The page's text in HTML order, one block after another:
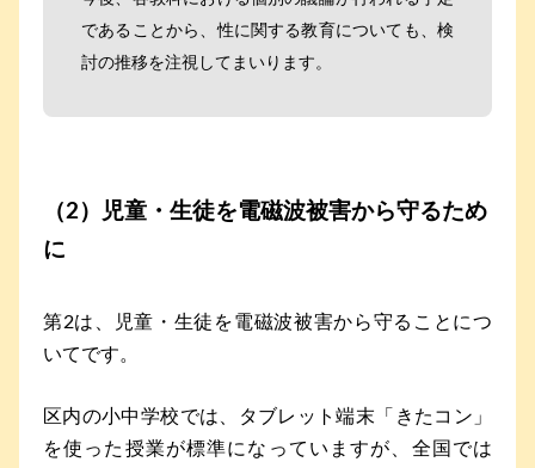
であることから、性に関する教育についても、検
討の推移を注視してまいります。
（2）児童・生徒を電磁波被害から守るため
に
第2は、児童・生徒を電磁波被害から守ることにつ
いてです。
区内の小中学校では、タブレット端末「きたコン」
を使った授業が標準になっていますが、全国では